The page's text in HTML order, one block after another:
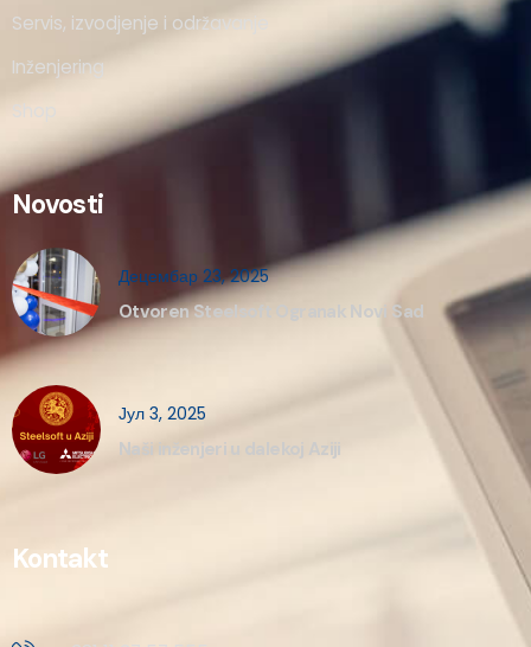
Servis, izvodjenje i održavanje
Inženjering
Shop
Novosti
Децембар 23, 2025
Otvoren Steelsoft Ogranak Novi Sad
Јул 3, 2025
Naši inženjeri u dalekoj Aziji
Kontakt